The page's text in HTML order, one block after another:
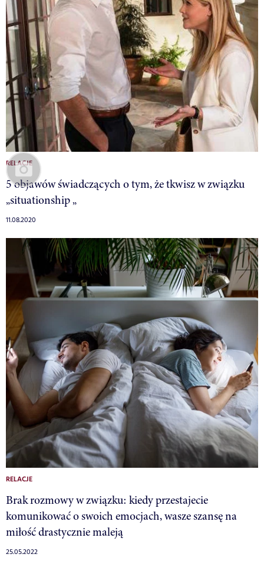
RELACJE
5 objawów świadczących o tym, że tkwisz w związku
„situationship „
11.08.2020
RELACJE
Brak rozmowy w związku: kiedy przestajecie
komunikować o swoich emocjach, wasze szansę na
miłość drastycznie maleją
25.05.2022